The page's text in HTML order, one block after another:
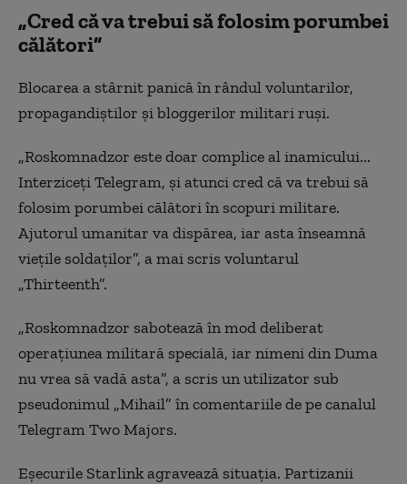
„Cred că va trebui să folosim porumbei
călători”
Blocarea a stârnit panică în rândul voluntarilor,
propagandiștilor și bloggerilor militari ruși.
„Roskomnadzor este doar complice al inamicului...
Interziceți Telegram, și atunci cred că va trebui să
folosim porumbei călători în scopuri militare.
Ajutorul umanitar va dispărea, iar asta înseamnă
viețile soldaților”, a mai scris voluntarul
„Thirteenth”.
„Roskomnadzor sabotează în mod deliberat
operațiunea militară specială, iar nimeni din Duma
nu vrea să vadă asta”, a scris un utilizator sub
pseudonimul „Mihail” în comentariile de pe canalul
Telegram Two Majors.
Eșecurile Starlink agravează situația. Partizanii